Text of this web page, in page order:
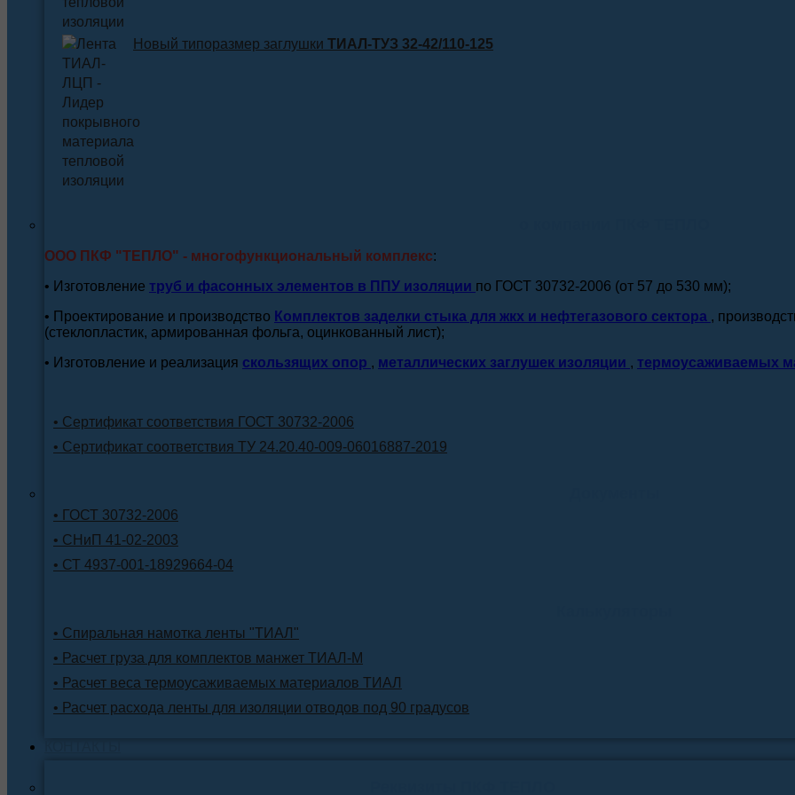
Новый типоразмер заглушки ТИАЛ-ТУЗ 32-42/110-125
ООО ПКФ "ТЕПЛО" - многофункциональный комплекс:
• Изготовление труб и фасонных элементов в ППУ изоляции по ГОСТ 30732-2006 (от 57 до 530 мм);
• Проектирование и производство Комплектов заделки стыка для жкх и нефтегазового сектора ,
(стеклопластик, армированная фольга, оцинкованный лист);
• Изготовление и реализация скользящих опор , металлических заглушек изоляции , термоусаживаемых
• Сертификат соответствия ГОСТ 30732-2006
• Сертификат соответствия ТУ 24.20.40-009-06016887-2019
• ГОСТ 30732-2006
• СНиП 41-02-2003
• СТ 4937-001-18929664-04
• Спиральная намотка ленты "ТИАЛ"
• Расчет груза для комплектов манжет ТИАЛ-М
• Расчет веса термоусаживаемых материалов ТИАЛ
• Расчет расхода ленты для изоляции отводов под 90 градусов